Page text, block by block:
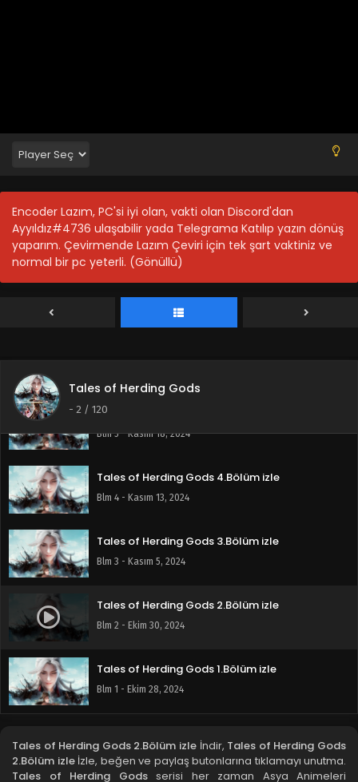
Encoder Lazım, PC'si iyi olan, vakti olan Discord'dan
Ayyıldız#4736 ulaşabilir yada Telegrama Katılıp yazın dönüş
yaparım. Çevirmende Lazım Çeviri için tek şart vaktiniz ve
normal bir pc yeterli. (Gönüllü)
Tales of Herding Gods
- 2 / 120
Tales of Herding Gods 8.Bölüm izle
Blm 8 - Aralık 10, 2024
Tales of Herding Gods 7.Bölüm izle
Blm 7 - Aralık 3, 2024
Tales of Herding Gods 5.Bölüm izle
Blm 5 - Kasım 18, 2024
Tales of Herding Gods 4.Bölüm izle
Blm 4 - Kasım 13, 2024
Tales of Herding Gods 3.Bölüm izle
Blm 3 - Kasım 5, 2024
Tales of Herding Gods 2.Bölüm izle
Blm 2 - Ekim 30, 2024
Tales of Herding Gods 1.Bölüm izle
Blm 1 - Ekim 28, 2024
Tales of Herding Gods 2.Bölüm izle İndir, Tales of Herding Gods
2.Bölüm izleİzle, beğen ve paylaş butonlarına tıklamayı unutma.
Tales of Herding Godsserisi her zaman Asya Animeleri